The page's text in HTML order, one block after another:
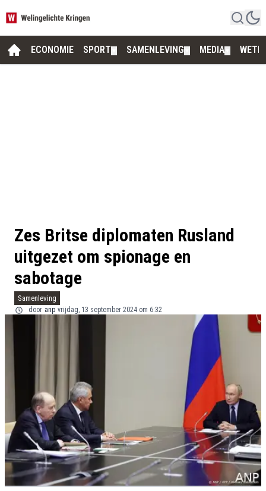
ECONOMIE SPORT SAMENLEVING MEDIA
Zes Britse diplomaten Rusland
uitgezet om spionage en
sabotage
Samenleving
door anp vrijdag, 13 september 2024 om 6:32